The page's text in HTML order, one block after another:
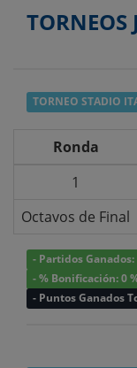
TORNEOS
TORNEO STADIO
Ronda
1
Octavos de Final
- Partidos Ganados:
- % Bonificación: 0
- Puntos Ganados